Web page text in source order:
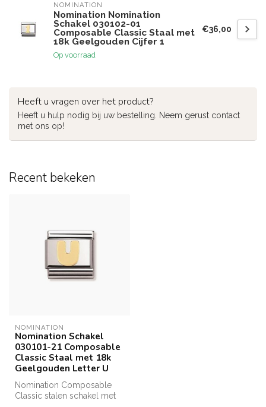
NOMINATION
Nomination Nomination
Schakel 030102-01
Composable Classic Staal met
18k Geelgouden Cijfer 1
Op voorraad
€36,00
Heeft u vragen over het product?
Heeft u hulp nodig bij uw bestelling. Neem gerust contact
met ons op!
Recent bekeken
NOMINATION
Nomination Schakel
030101-21 Composable
Classic Staal met 18k
Geelgouden Letter U
Nomination Composable
Classic stalen schakel met